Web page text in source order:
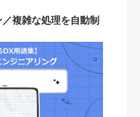
複雑な処理を自動制